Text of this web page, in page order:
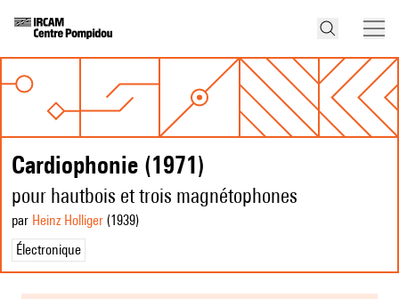
Cardiophonie (1971)
pour hautbois et trois magnétophones
par Heinz Holliger (1939)
Électronique